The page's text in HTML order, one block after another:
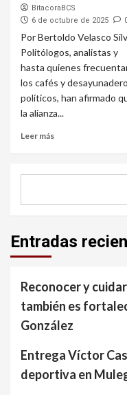
BitacoraBCS
6 de octubre de 2025
Por Bertoldo Velasco
Politólogos, analistas y
hasta quienes
los cafés y
políticos, han afirmado
la alianza...
Leer más
Entradas
Reconocer y
también es
González
Entrega Víctor
deportiva en